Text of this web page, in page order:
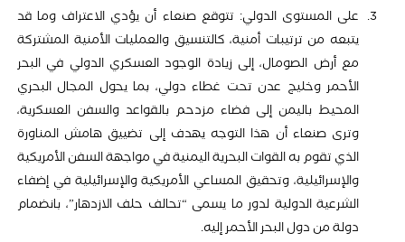
على المستوى الدولي: تتوقع صنعاء أن يؤدي الاعتراف وما قد
يتبعه من ترتيبات أمنية، كالتنسيق والعمليات الأمنية المشتركة
مع أرض الصومال، إلى زيادة الوجود العسكري الدولي في البحر
الأحمر وخليج عدن تحت غطاء دولي، بما يحول المجال البحري
المحيط باليمن إلى فضاء مزدحم بالقواعد والسفن العسكرية،
وترى صنعاء أن هذا التوجه يهدف إلى تضييق هامش المناورة
الذي تقوم به القوات البحرية اليمنية في مواجهة السفن الأمريكية
والإسرائيلية، وتحقيق المساعي الأمريكية والإسرائيلية في إضفاء
الشرعية الدولية لدور ما يسمى “تحالف حلف الازدهار”، بانضمام
دولة من دول البحر الأحمر إليه.